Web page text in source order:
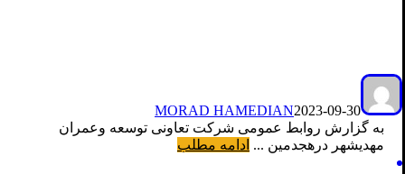
MORAD HAMEDIAN2023-09-30
به گزارش روابط عمومی شرکت تعاونی توسعه وعمران
مهدیشهر درهجدمین ... ادامه مطلب